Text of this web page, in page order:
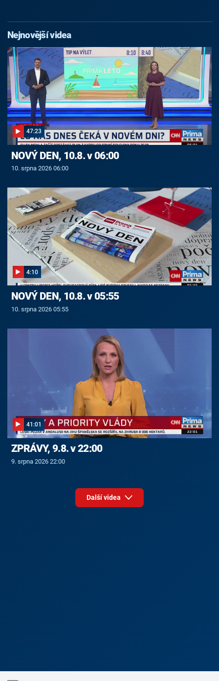
Nejnovější videa
47:23
NOVÝ DEN, 10.8. v 06:00
10. srpna 2026 06:00
4:10
NOVÝ DEN, 10.8. v 05:55
10. srpna 2026 05:55
41:01
ZPRÁVY, 9.8. v 22:00
9. srpna 2026 22:00
Další videa